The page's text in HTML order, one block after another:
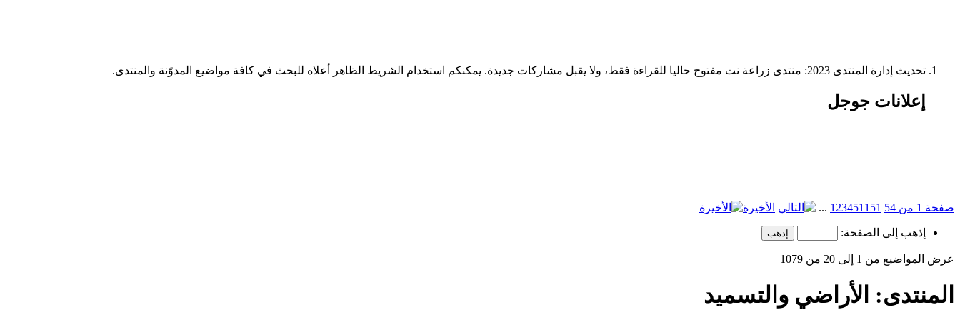
تحديث إدارة المنتدى 2023: منتدى زراعة نت مفتوح حاليا للقراءة فقط، ولا يقبل مشاركات جديدة. يمكنكم استخدام الشريط الظاهر أعلاه للبحث في كافة مواضيع المدوّنة والمنتدى.
إعلانات جوجل
صفحة 1 من 54 123451151
... الأخيرة
إذهب إلى الصفحة:
عرض المواضيع من 1 إلى 20 من 1079
المنتدى: الأراضي والتسميد